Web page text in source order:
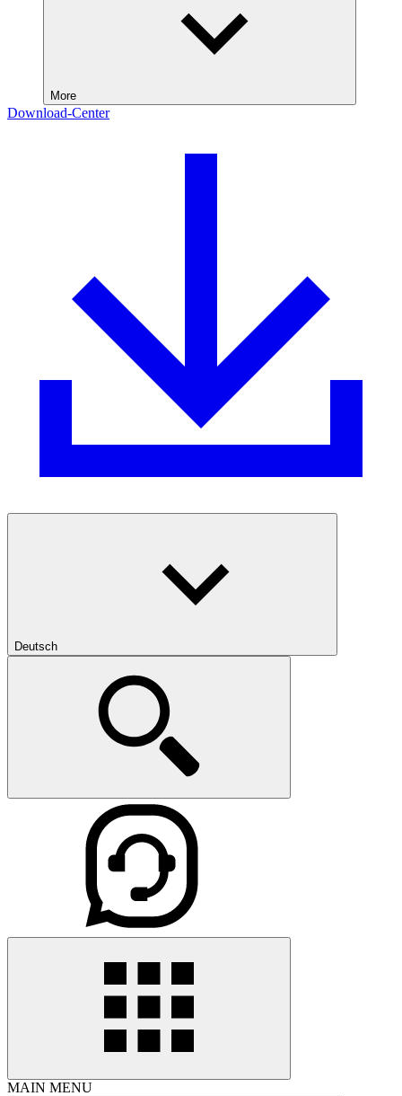
More
Download-Center
Deutsch
MAIN MENU